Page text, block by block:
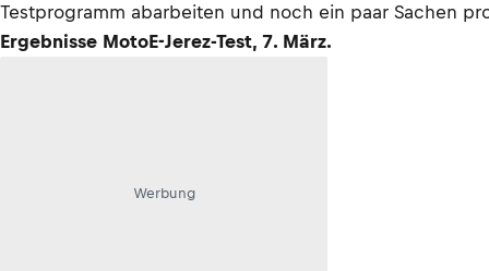
Testprogramm abarbeiten und noch ein paar Sachen
Ergebnisse MotoE-Jerez-Test, 7. März.
Werbung